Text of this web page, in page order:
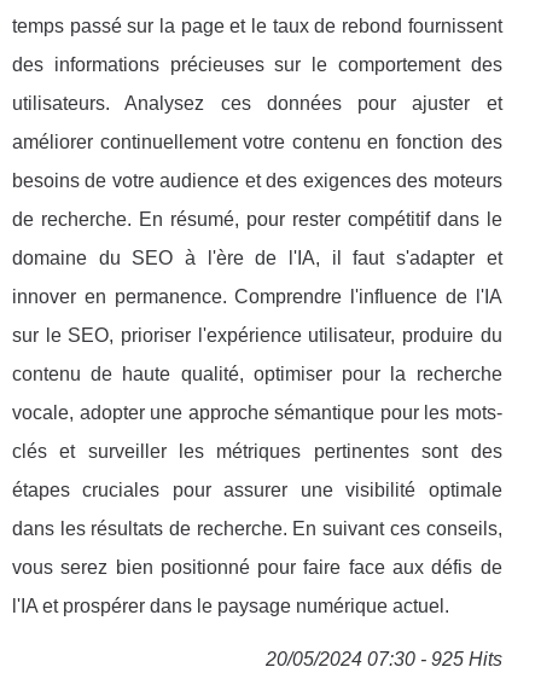
temps passé sur la page et le taux de rebond fournissent
des informations précieuses sur le comportement des
utilisateurs. Analysez ces données pour ajuster et
améliorer continuellement votre contenu en fonction des
besoins de votre audience et des exigences des moteurs
de recherche. En résumé, pour rester compétitif dans le
domaine du SEO à l'ère de l'IA, il faut s'adapter et
innover en permanence. Comprendre l'influence de l'IA
sur le SEO, prioriser l'expérience utilisateur, produire du
contenu de haute qualité, optimiser pour la recherche
vocale, adopter une approche sémantique pour les mots-
clés et surveiller les métriques pertinentes sont des
étapes cruciales pour assurer une visibilité optimale
dans les résultats de recherche. En suivant ces conseils,
vous serez bien positionné pour faire face aux défis de
l'IA et prospérer dans le paysage numérique actuel.
20/05/2024 07:30 - 925 Hits